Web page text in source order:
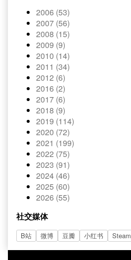
2006 (53)
2007 (56)
2008 (15)
2009 (9)
2010 (14)
2011 (34)
2012 (6)
2016 (2)
2017 (6)
2018 (9)
2019 (114)
2020 (72)
2021 (199)
2022 (75)
2023 (91)
2024 (46)
2025 (60)
2026 (55)
社交媒体
B站 微博 豆瓣 小红书 Steam